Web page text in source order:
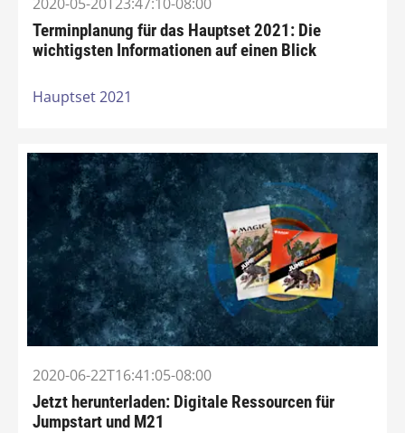
Terminplanung für das Hauptset 2021: Die
wichtigsten Informationen auf einen Blick
Hauptset 2021
2020-06-22T16:41:05-08:00
Jetzt herunterladen: Digitale Ressourcen für
Jumpstart und M21